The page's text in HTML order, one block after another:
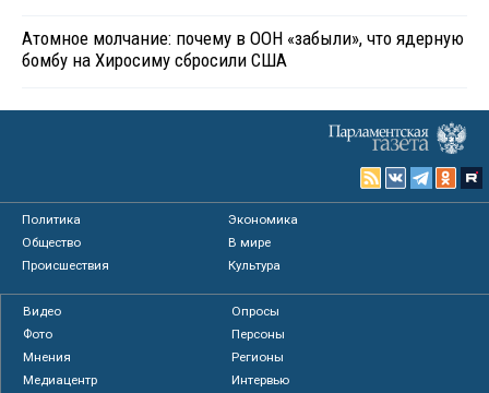
Атомное молчание: почему в ООН «забыли», что ядерную
бомбу на Хиросиму сбросили США
Политика
Экономика
Общество
В мире
Происшествия
Культура
Видео
Опросы
Фото
Персоны
Мнения
Регионы
Медиацентр
Интервью